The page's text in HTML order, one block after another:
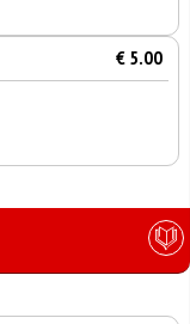
€ 5.00